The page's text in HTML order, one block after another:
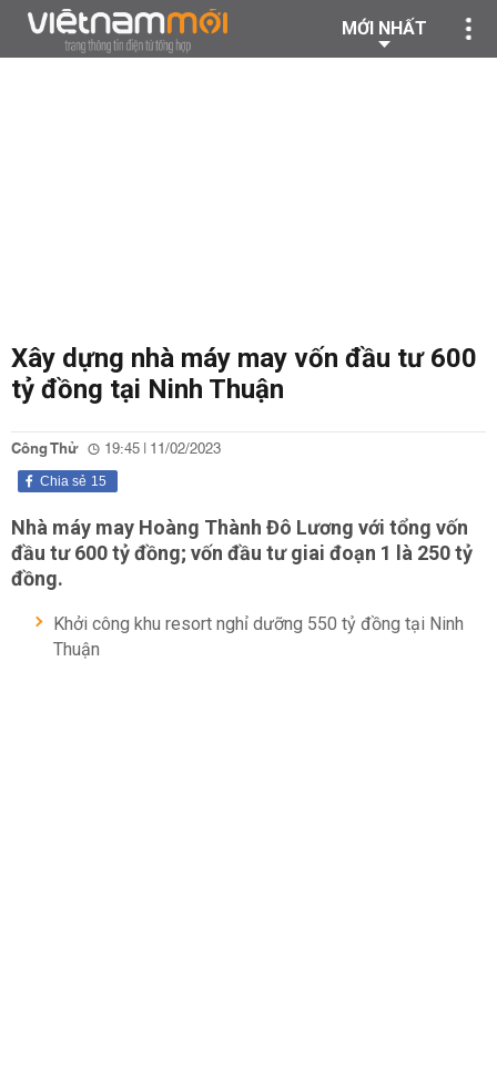
MỚI NHẤT
Xây dựng nhà máy may vốn đầu tư 600
tỷ đồng tại Ninh Thuận
Công Thử 19:45 | 11/02/2023
15
Chia sẻ
Nhà máy may Hoàng Thành Đô Lương với tổng vốn
đầu tư 600 tỷ đồng; vốn đầu tư giai đoạn 1 là 250 tỷ
đồng.
Khởi công khu resort nghỉ dưỡng 550 tỷ đồng tại Ninh
Thuận